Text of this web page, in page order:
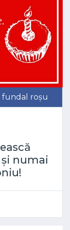
fundal roșu
numai